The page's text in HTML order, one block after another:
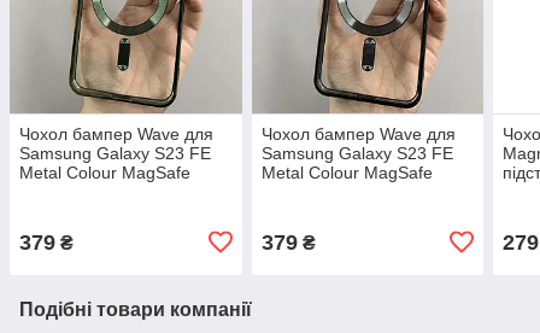
Чохол бампер Wave для
Samsung Galaxy S23 FE
Metal Colour MagSafe
379 ₴
Чохол бампер Wave для
Samsung Galaxy S23 FE
Metal Colour MagSafe
379₴ 279
Подібні товари компанії